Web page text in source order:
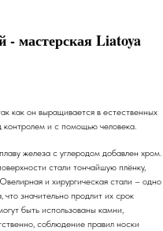
- мастерская Liatoya
как он выращивается в естественных
контролем и с помощью человека.
железа с углеродом добавлен хром.
стали тончайшую плёнку,
и хирургическая стали – одно
значительно продлит их срок
быть использованы камни,
соблюдение правил носки